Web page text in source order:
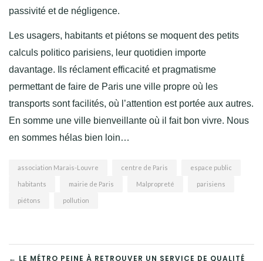
passivité et de négligence.
Les usagers, habitants et piétons se moquent des petits
calculs politico parisiens, leur quotidien importe
davantage. Ils réclament efficacité et pragmatisme
permettant de faire de Paris une ville propre où les
transports sont facilités, où l’attention est portée aux autres.
En somme une ville bienveillante où il fait bon vivre. Nous
en sommes hélas bien loin…
association Marais-Louvre centre de Paris espace public
habitants mairie de Paris Malpropreté parisiens
piétons pollution
← LE MÉTRO PEINE À RETROUVER UN SERVICE DE QUALITÉ